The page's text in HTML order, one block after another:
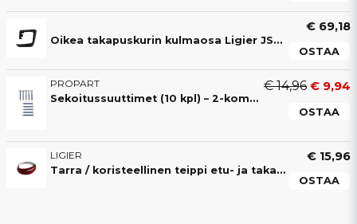
Oikea takapuskurin kulmaosa Ligier JS60 Sport Ultimate
€ 69,18
OSTAA
PROPART
Sekoitussuuttimet (10 kpl) – 2-komponenttiliimalle
€ 14,96 € 9,94
OSTAA
LIGIER
Tarra / koristeellinen teippi etu- ja takapuskurille Ligier JS60 Sport Ultimate
€ 15,96
OSTAA